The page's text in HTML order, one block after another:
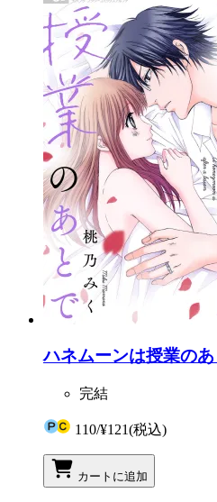
ハネムーンは授業の
完結
110/¥121(税込)
カートに追加